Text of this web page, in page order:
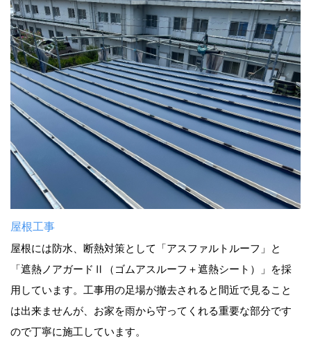
屋根工事
屋根には防水、断熱対策として「アスファルトルーフ」と
「遮熱ノアガードⅡ（ゴムアスルーフ＋遮熱シート）」を採
用しています。工事用の足場が撤去されると間近で見ること
は出来ませんが、お家を雨から守ってくれる重要な部分です
ので丁寧に施工しています。